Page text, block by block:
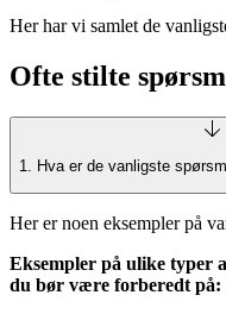
Her har vi samlet de
Ofte stilte
1. Hva er de vanligste
Her er noen eksempler på
Eksempler på ulike typer
du bør være forberedt på: